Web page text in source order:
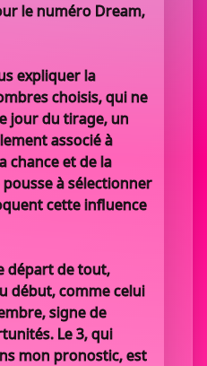
le numéro Dream,
expliquer la
choisis, qui ne
jour du tirage, un
associé à
chance et de la
à sélectionner
cette influence
départ de tout,
début, comme celui
signe de
Le 3, qui
mon pronostic, est